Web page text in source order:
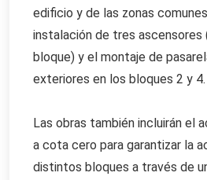
edificio y de las zonas
instalación de tres ascensores
bloque) y el montaje de
exteriores en los bloques 2 y 4.
Las obras también incluirán el
a cota cero para garantizar la
distintos bloques a través de